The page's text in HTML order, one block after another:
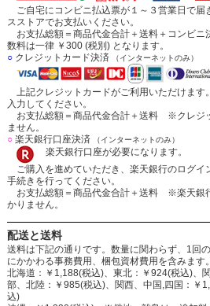
ご自宅にコンビニ払込票が１～３営業日で届
スストアでお支払いください。
お支払総額＝商品代金合計＋送料＋コンビ
数料は一律 ￥300 (税別) となります。
○クレジットカード決済 （インターネットのみ）
上記クレジットカードがご利用いただけます
入力してください。
お支払総額＝商品代金合計＋送料 ※クレジ
ません。
○楽天銀行口座決済 （インターネットのみ）
楽天銀行口座が必要になります。
ご購入を進めていただき、楽天銀行のログイ
手続きを行ってください。
お支払総額＝商品代金合計＋送料 ※楽天銀
かりません。
配送と送料
送料は下記の通りです。数量に関わらず、1回
にかかわる事務費用、梱包資材費用を含みます。
北海道：￥1,188(税込)、東北：￥924(税込)、
部、北陸：￥985(税込)、関西、中国,四国：￥
込)